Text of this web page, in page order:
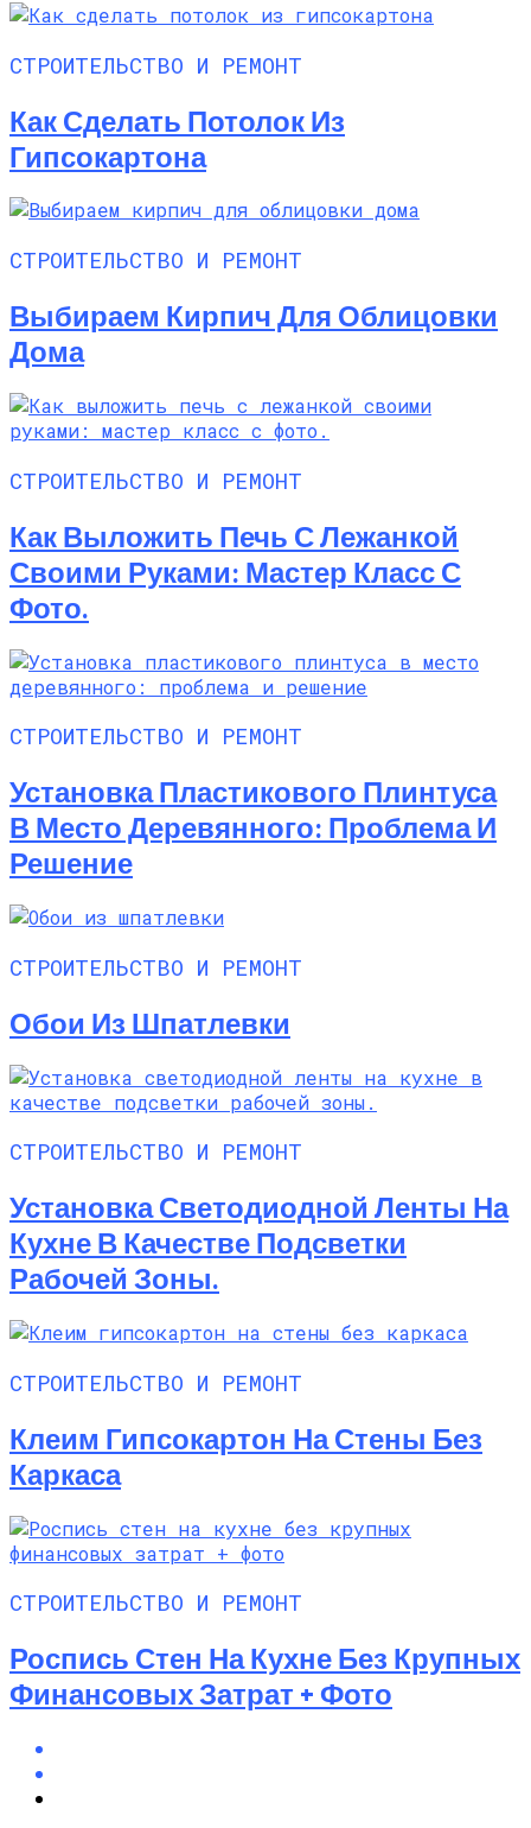
СТРОИТЕЛЬСТВО И РЕМОНТ
Как Сделать Потолок Из
Гипсокартона
СТРОИТЕЛЬСТВО И РЕМОНТ
Выбираем Кирпич Для Облицовки
Дома
СТРОИТЕЛЬСТВО И РЕМОНТ
Как Выложить Печь С Лежанкой
Своими Руками: Мастер Класс С
Фото.
СТРОИТЕЛЬСТВО И РЕМОНТ
Установка Пластикового Плинтуса
В Место Деревянного: Проблема И
Решение
СТРОИТЕЛЬСТВО И РЕМОНТ
Обои Из Шпатлевки
СТРОИТЕЛЬСТВО И РЕМОНТ
Установка Светодиодной Ленты На
Кухне В Качестве Подсветки
Рабочей Зоны.
СТРОИТЕЛЬСТВО И РЕМОНТ
Клеим Гипсокартон На Стены Без
Каркаса
СТРОИТЕЛЬСТВО И РЕМОНТ
Роспись Стен На Кухне Без Крупных
Финансовых Затрат + Фото